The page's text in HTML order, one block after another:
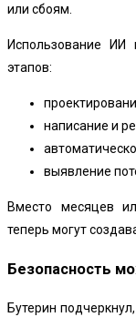
или сбоям.
Использование ИИ
этапов:
написание и
выявление
Вместо месяцев
теперь могут
Безопасность
Бутерин